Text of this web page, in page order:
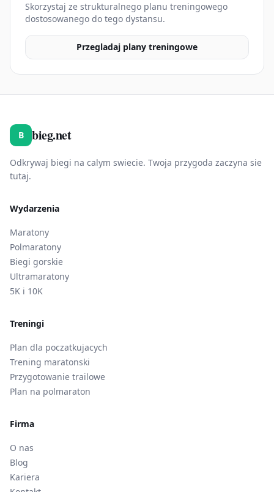
Skorzystaj ze strukturalnego planu treningowego
dostosowanego do tego dystansu.
Przegladaj plany treningowe
B bieg.net
Odkrywaj biegi na calym swiecie. Twoja przygoda zaczyna sie
tutaj.
Wydarzenia
Maratony
Polmaratony
Biegi gorskie
Ultramaratony
5K i 10K
Treningi
Plan dla poczatkujacych
Trening maratonski
Przygotowanie trailowe
Plan na polmaraton
Firma
O nas
Blog
Kariera